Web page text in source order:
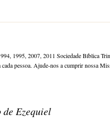
1995, 2007, 2011 Sociedade Bíblica
pessoa. Ajude-nos a cumprir nossa
Ezequiel